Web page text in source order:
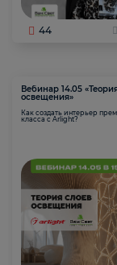
44
Вебинар 14.05
освещения»
Как создать интерьер
класса с Arlight?